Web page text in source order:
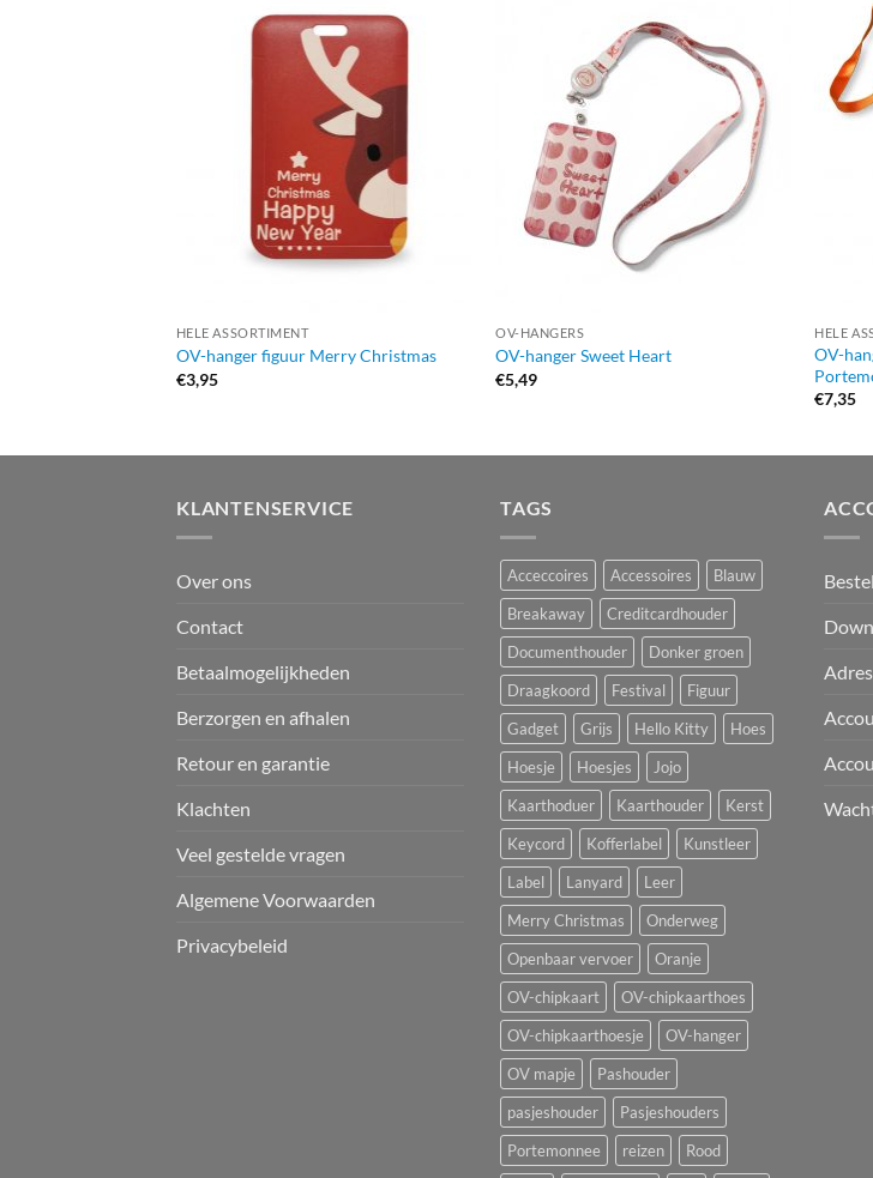
HELE ASSORTIMENT
OV-hanger figuur Merry Christmas
€3,95
OV-HANGERS
OV-hanger Sweet Heart
€5,49
HELE
OV-
€7,35
KLANTENSERVICE
Over ons
Contact
Betaalmogelijkheden
Berzorgen en afhalen
Retour en garantie
Klachten
Veel gestelde vragen
Algemene Voorwaarden
Privacybeleid
TAGS
Acceccoires Accessoires
Blauw
Breakaway
Creditcardhouder
Documenthouder
Donker groen
Draagkoord
Festival
Figuur
Gadget
Grijs Hello Kitty
Hoes
Hoesje
Hoesjes
Jojo
Kaarthoduer
Kaarthouder
Kerst
Keycord
Kofferlabel
Kunstleer
Label
Lanyard
Leer
Merry Christmas
Onderweg
Openbaar vervoer
Oranje
OV-chipkaart
OV-chipkaarthoes
OV-chipkaarthoesje
OV-hanger
OV mapje
Pashouder
pasjeshouder
Pasjeshouders
Portemonnee
reizen Rood